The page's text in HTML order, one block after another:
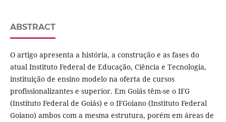
ABSTRACT
O artigo apresenta a história, a construção e as fases do
atual Instituto Federal de Educação, Ciência e Tecnologia,
instituição de ensino modelo na oferta de cursos
profissionalizantes e superior. Em Goiás têm-se o IFG
(Instituto Federal de Goiás) e o IFGoiano (Instituto Federal
Goiano) ambos com a mesma estrutura, porém em áreas de